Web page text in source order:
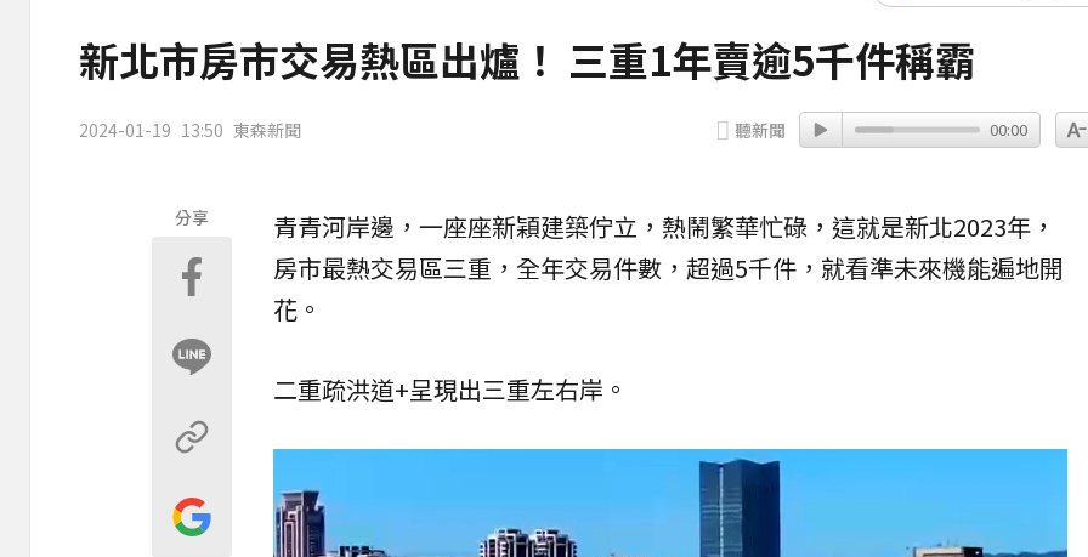
新北市房市交易熱區出爐！ 三重1年賣逾5千件稱霸
2024-01-19 13:50 東森新聞 聽新聞 00:00
分享
青青河岸邊，一座座新穎建築佇立，熱鬧繁華忙碌，這就是新北2023年，
房市最熱交易區三重，全年交易件數，超過5千件，就看準未來機能遍地開
花。
二重疏洪道+呈現出三重左右岸。